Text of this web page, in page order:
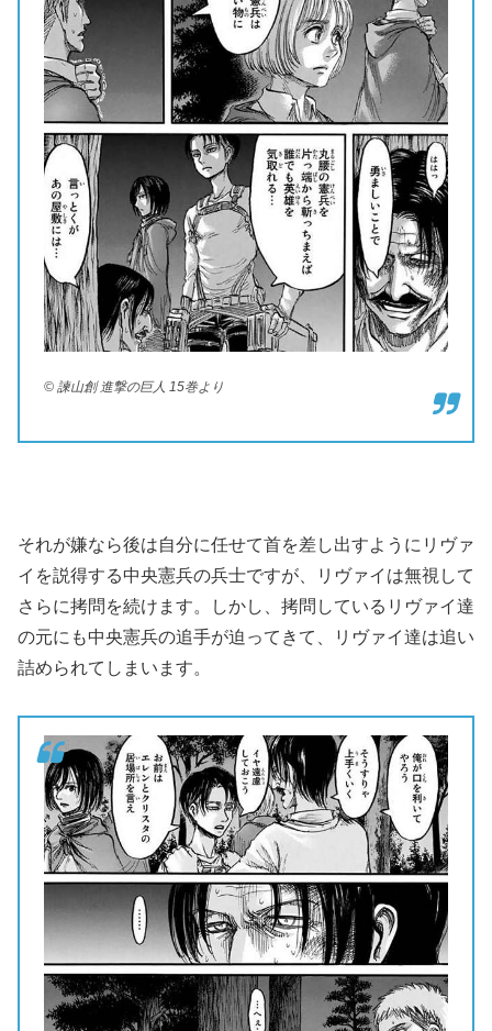
© 諫山創 進撃の巨人 15巻より
それが嫌なら後は自分に任せて首を差し出すようにリヴァ
イを説得する中央憲兵の兵士ですが、リヴァイは無視して
さらに拷問を続けます。しかし、拷問しているリヴァイ達
の元にも中央憲兵の追手が迫ってきて、リヴァイ達は追い
詰められてしまいます。